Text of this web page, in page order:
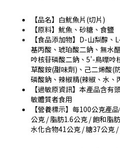
【品名】白魷魚片(切片)
【原料】魷魚、砂糖、食鹽
【食品添加物】D-山梨醇
基丙酸、琥珀酸二鈉、無水
呤核苷磷酸二鈉、5'-鳥嘌呤
草酸銨(甜味劑)、己二烯酸(
磷酸鈉、辣椒精(辣椒、水、
【過敏原資訊】本產品含有
敏體質者食用
【營養標示】每100公克產
公克 / 脂肪1.6公克 / 飽和脂
水化合物41公克 / 糖37公克